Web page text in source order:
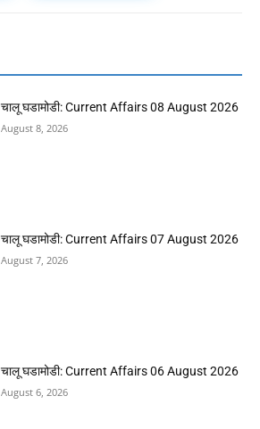
चालू घडामोडी: Current Affairs 08 August 2026
August 8, 2026
चालू घडामोडी: Current Affairs 07 August 2026
August 7, 2026
चालू घडामोडी: Current Affairs 06 August 2026
August 6, 2026